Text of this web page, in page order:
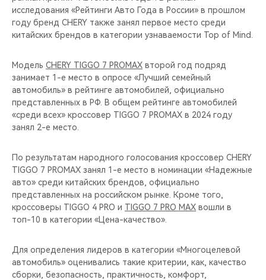
исследования «Рейтинги Авто Года в России» в прошлом
году бренд CHERY также занял первое место среди
китайских брендов в категории узнаваемости Top of Mind.
Модель CHERY TIGGO 7 PROMAX второй год подряд
занимает 1-е место в опросе «Лучший семейный
автомобиль» в рейтинге автомобилей, официально
представленных в РФ. В общем рейтинге автомобилей
«среди всех» кроссовер TIGGO 7 PROMAX в 2024 году
занял 2-е место.
По результатам народного голосования кроссовер CHERY
TIGGO 7 PROMAX занял 1-е место в номинации «Надежные
авто» среди китайских брендов, официально
представленных на российском рынке. Кроме того,
кроссоверы TIGGO 4 PRO и TIGGO 7 PRO MAX вошли в
топ-10 в категории «Цена-качество».
Для определения лидеров в категории «Многоцелевой
автомобиль» оценивались такие критерии, как, качество
сборки, безопасность, практичность, комфорт,